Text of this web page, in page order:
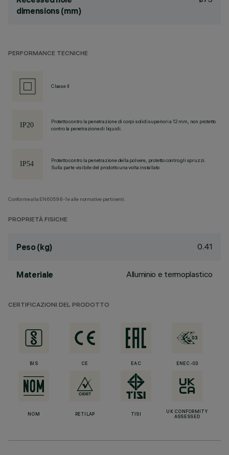
dimensions (mm)
PERFORMANCE TECNICHE
Classe II
Protetto contro la penetrazione di corpi solidi superiori a 12 mm, non protetto
contro la penetrazione di liquidi.
Protetto contro la penetrazione della polvere, protetto contro gli spruzzi.
Sulla parte visibile del prodotto una volta installato
Conforme alla EN60598-1 e alle normative pertinenti.
PROPRIETÀ FISICHE
Peso (kg) 0.41
Materiale Alluminio e termoplastico
CERTIFICAZIONI DEL PRODOTTO
BIS CE EAC ENEC-03
NOM RETILAP TISI
UK CONFORMITY
ASSESSED